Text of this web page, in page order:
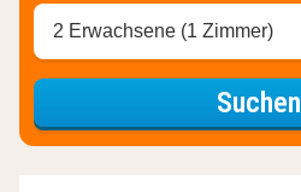
2 Erwachsene (1 Zimmer)
Suchen